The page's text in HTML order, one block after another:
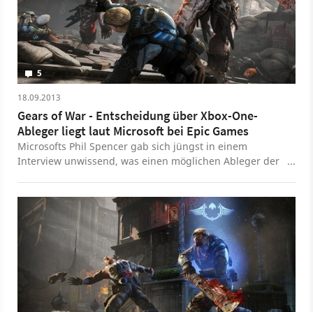
5
18.09.2013
Gears of War - Entscheidung über Xbox-One-
Ableger liegt laut Microsoft bei Epic Games
Microsofts Phil Spencer gab sich jüngst in einem
Interview unwissend, was einen möglichen Ableger der
Entwicklerstudio Epic Games.